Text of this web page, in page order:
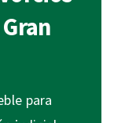
para